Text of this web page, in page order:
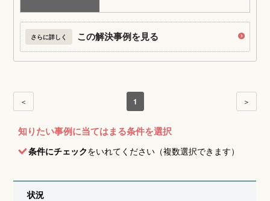
さらに詳しく この解決事例を見る
＜ 1 ＞
知りたい事例に当てはまる条件を選択
条件にチェックをいれてください（複数選択できます）
状況